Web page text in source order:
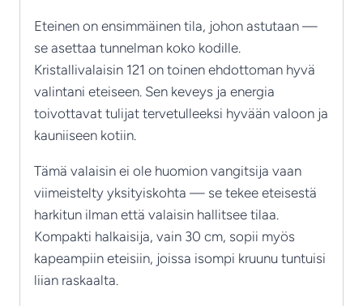
Eteinen on ensimmäinen tila, johon astutaan —
se asettaa tunnelman koko kodille.
Kristallivalaisin 121 on toinen ehdottoman hyvä
valintani eteiseen. Sen keveys ja energia
toivottavat tulijat tervetulleeksi hyvään valoon ja
kauniiseen kotiin.
Tämä valaisin ei ole huomion vangitsija vaan
viimeistelty yksityiskohta — se tekee eteisestä
harkitun ilman että valaisin hallitsee tilaa.
Kompakti halkaisija, vain 30 cm, sopii myös
kapeampiin eteisiin, joissa isompi kruunu tuntuisi
liian raskaalta.